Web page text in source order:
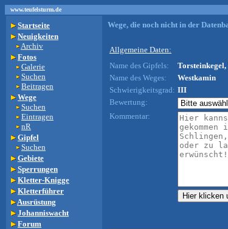
www.teufelsturm.de
Startseite
Neuigkeiten
Archiv
Fotos
Galerie
Suchen
Beitragen
Wege
Suchen
Eintragen
nR
Gipfel
Suchen
Gebiete
Sperrungen
Kletter-Knigge
Kletterführer
Ausrüstung
Johanniswacht
Forum
Wege, die noch nicht in der
Allgemeine Daten:
Name des Gipfels:
Name des Weges:
Westkamin
Schwierigkeitsgrad: III
Bewertung:
Kommentar: